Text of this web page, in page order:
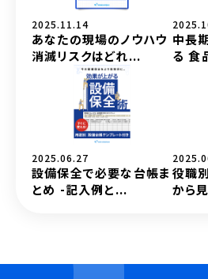
2025.11.14
あなたの現場のノウハウ
消滅リスクはどれ...
中長
る 食
2025.06.27
設備保全で必要な台帳ま
とめ -記入例と...
役職
から